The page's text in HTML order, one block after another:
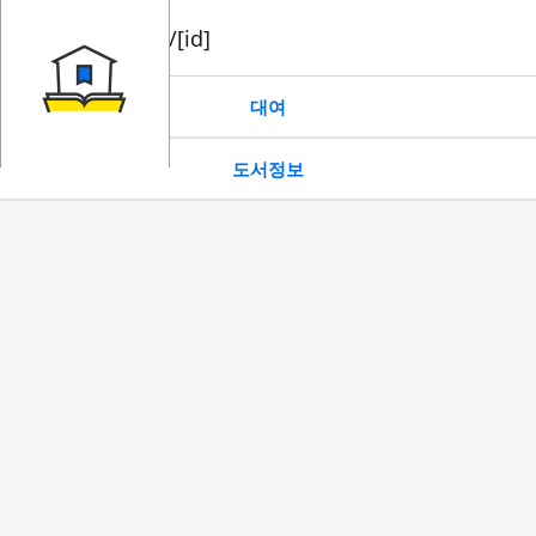
book/rent/[id]
대여
도서정보